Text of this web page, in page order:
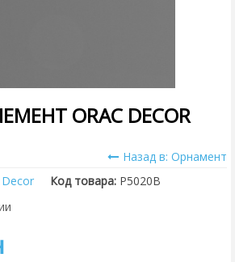
ORAC DECOR
Назад в: Орнамент
Код товара: P5020B